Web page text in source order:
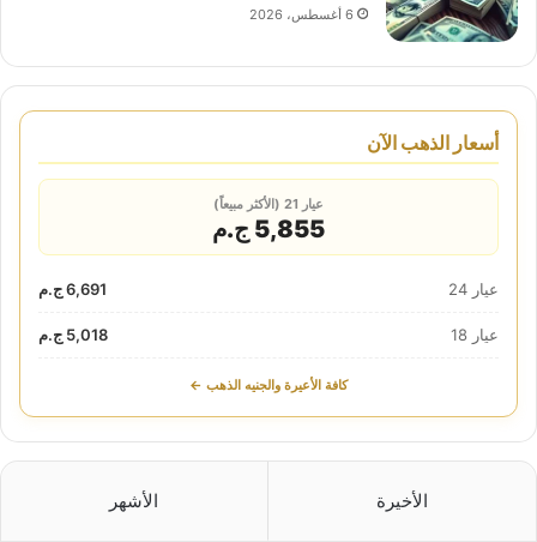
6 أغسطس، 2026
أسعار الذهب الآن
عيار 21 (الأكثر مبيعاً)
5,855 ج.م
عيار 24 6,691 ج.م
عيار 18 5,018 ج.م
كافة الأعيرة والجنيه الذهب ←
الأخيرة الأشهر